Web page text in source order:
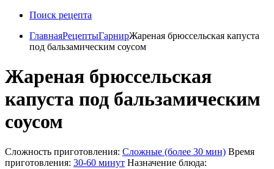
Поиск рецепта
ГлавнаяРецептыГарнирЖареная брюссельская капуста
под бальзамическим соусом
Жареная брюссельская
капуста под бальзамическим
соусом
Сложность приготовления: Сложные (более 30 мин) Время
приготовления: 30-60 минут Назначение блюда: